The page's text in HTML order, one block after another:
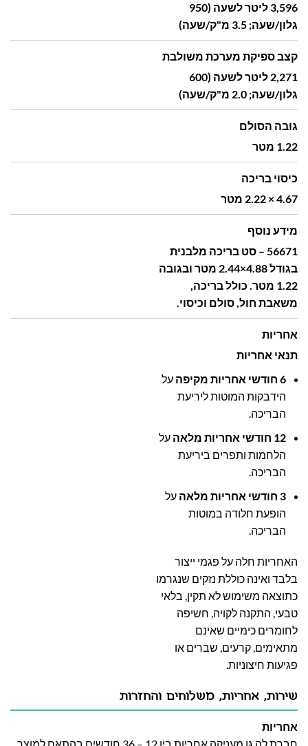
3,596 ליטר לשעה (950
גלון/שעה; 3.5 מ"ק/שעה)
קצב ספיקת מערכת משולבת
2,271 ליטר לשעה (600
גלון/שעה; 2.0 מ"ק/שעה)
גובה הסולם
1.22 מטר
כיסוי בריכה
4.67 × 2.22 מטר
מידע נוסף
56671 – סט בריכה מלבנית
בגודל 4.88×2.44 מטר ובגובה
1.22 מטר. כולל בריכה,
משאבת חול, סולם וכיסוי.
אחריות
תנאי אחריות
6 חודשי אחריות מקיפה
על
הידבקות המוטות ליריעת
הבריכה.
12 חודשי אחריות מלאה
על
הלחמות ותפרים ביריעת
הבריכה.
3 חודשי אחריות מלאה
על
הופעת חלודה במוטות
הבריכה.
האחריות חלה על פגמי ייצור
בלבד ואינה כוללת נזקים שנגרמו
כתוצאה משימוש לא תקין, בלאי
טבעי, התקנה לקויה, חשיפה
לחומרים כימיים שאינם
מתאימים, קרעים, שברים או
פגיעות חיצוניות.
שירות, אחריות, משלוחים והחזרות
אחריות